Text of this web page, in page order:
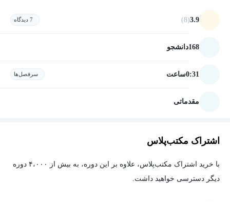
3.9
(8) 7 دیدگاه
168دانشجو
0:31ساعت سرفصل‌ها
مقدماتی
اشتراک مکتب‌پلاس
با خرید اشتراک مکتب‌پلاس، علاوه بر این دوره، به بیش از ۴،۰۰۰ دوره
دیگر دسترسی خواهید داشت.